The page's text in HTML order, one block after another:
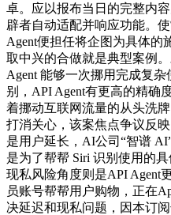
卓。应以报布当日的完整内
辟者自动适配并响应功能。
Agent便担任将企图为具体的
取中兴的合做就是典型案例
Agent 能够一次挪用完成复
别，API Agent有更高的精确
着挪动互联网流量的从头洗
打消关心，该案焦点争议反
是用户延长，AI公司“智谱
是为了帮帮 Siri 识别使用的
现私风险角度则是API Agent
员账号帮帮用户购物，正在
决延迟和现私问题，因本订